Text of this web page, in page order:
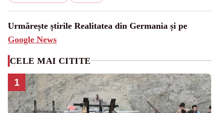
Urmărește știrile Realitatea din Germania și pe
Google News
CELE MAI CITITE
1